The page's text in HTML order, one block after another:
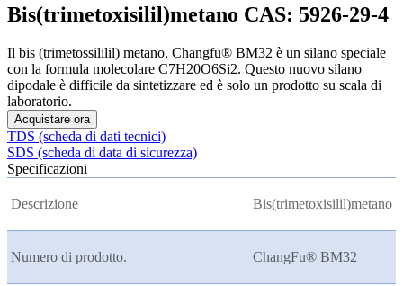
Bis(trimetoxisilil)metano CAS: 5926-29-4
Il bis (trimetossililil) metano, Changfu® BM32 è un silano speciale
con la formula molecolare C7H20O6Si2. Questo nuovo silano
dipodale è difficile da sintetizzare ed è solo un prodotto su scala di
laboratorio.
Acquistare ora
TDS (scheda di dati tecnici)
SDS (scheda di data di sicurezza)
Specificazioni
Descrizione Bis(trimetoxisilil)metano
Numero di prodotto. ChangFu® BM32